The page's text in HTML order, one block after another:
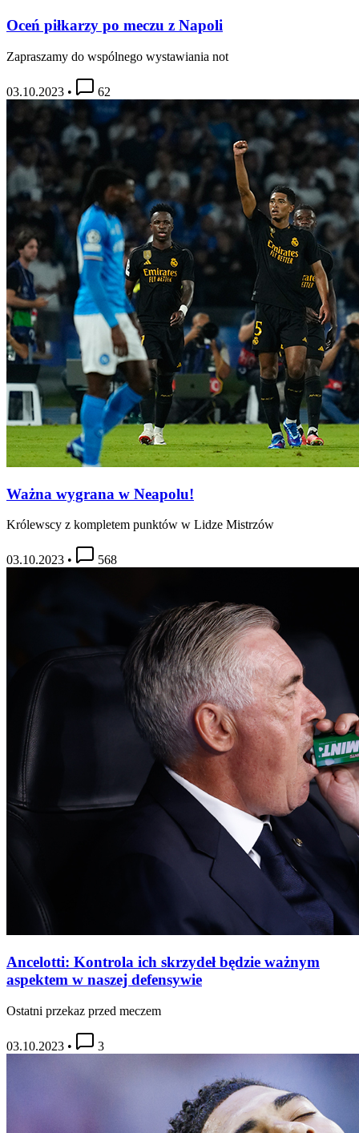
Oceń piłkarzy po meczu z Napoli
Zapraszamy do wspólnego wystawiania not
03.10.2023 • 62
Ważna wygrana w Neapolu!
Królewscy z kompletem punktów w Lidze Mistrzów
03.10.2023 • 568
Ancelotti: Kontrola ich skrzydeł będzie ważnym
aspektem w naszej defensywie
Ostatni przekaz przed meczem
03.10.2023 • 3